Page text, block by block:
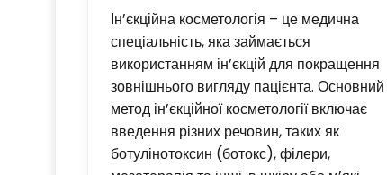
Ін’єкційна косметологія – це медична
спеціальність, яка займається
використанням ін’єкцій для покращення
зовнішнього вигляду пацієнта. Основний
метод ін’єкційної косметології включає
введення різних речовин, таких як
ботулінотоксин (ботокс), філери,